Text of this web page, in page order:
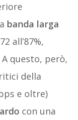
banda larga
all’87%,
questo, però,
della
e oltre)
con una